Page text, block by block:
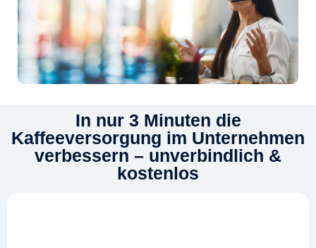
In nur 3 Minuten die
Kaffeeversorgung im Unternehmen
verbessern – unverbindlich &
kostenlos